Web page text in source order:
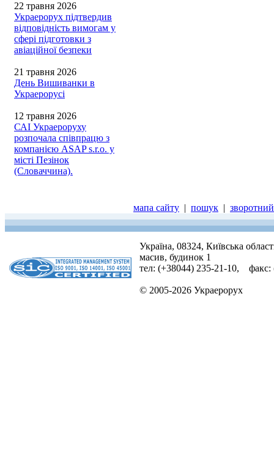
22 травня 2026
Украерорух підтвердив
відповідність вимогам у
сфері підготовки з
авіаційної безпеки
21 травня 2026
День Вишиванки в
Украерорусі
12 травня 2026
САІ Украероруху
розпочала співпрацю з
компанією ASAP s.r.o. у
місті Пезінок
(Словаччина).
мапа сайту | пошук |
Україна, 08324, Київська
масив, будинок 1
тел: (+38044) 235-21-10, факс:
© 2005-2026 Украерорух